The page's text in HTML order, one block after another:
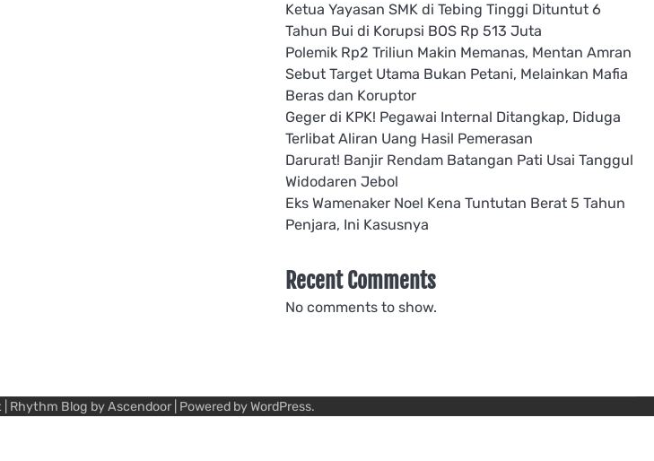
Ketua Yayasan SMK di Tebing Tinggi Dituntut 6
Tahun Bui di Korupsi BOS Rp 513 Juta
Polemik Rp2 Triliun Makin Memanas, Mentan Amran
Sebut Target Utama Bukan Petani, Melainkan Mafia
Beras dan Koruptor
Geger di KPK! Pegawai Internal Ditangkap, Diduga
Terlibat Aliran Uang Hasil Pemerasan
Darurat! Banjir Rendam Batangan Pati Usai Tanggul
Widodaren Jebol
Eks Wamenaker Noel Kena Tuntutan Berat 5 Tahun
Penjara, Ini Kasusnya
Recent Comments
No comments to show.
| Rhythm Blog byAscendoor| Powered byWordPress.